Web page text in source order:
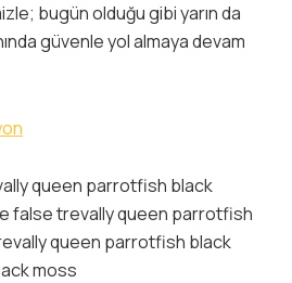
bugün olduğu gibi yarın da
güvenle yol almaya devam
queen parrotfish black
false trevally queen parrotfish
queen parrotfish black
moss